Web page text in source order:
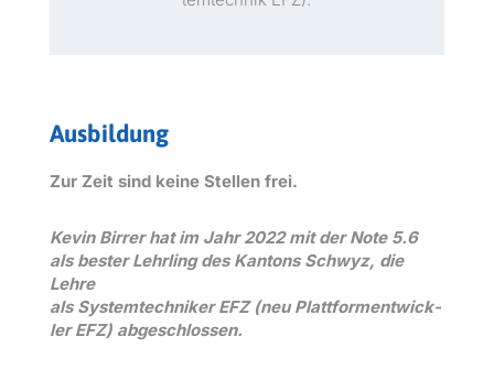
Ausbildung
Zur Zeit sind keine Stellen frei.
Kevin Bir­rer hat im Jahr 2022 mit der Note 5.6
als bester Lehrling des Kan­tons Schwyz, die
Lehre
als Sys­temtech­niker EFZ (neu Plat­tfor­men­twick­
ler EFZ) abgeschlossen.